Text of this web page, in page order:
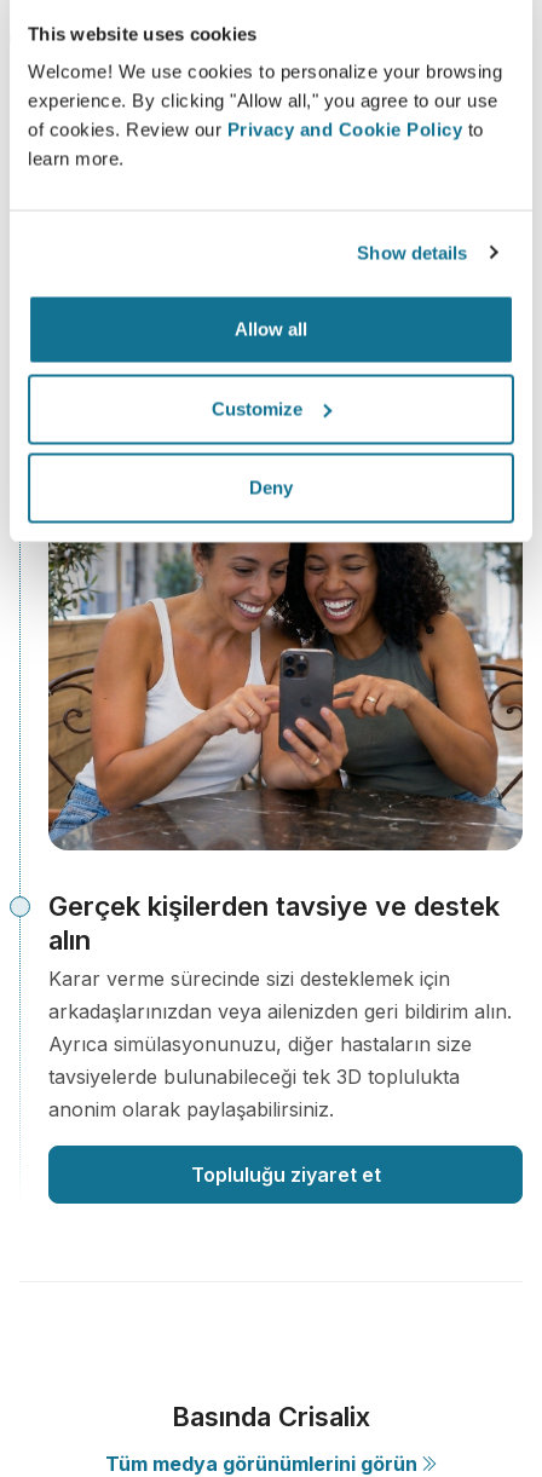
This website uses cookies
Welcome! We use cookies to personalize your browsing
experience. By clicking "Allow all," you agree to our use
of cookies. Review our Privacy and Cookie Policy to
learn more.
Show details
Allow all
Customize
Deny
İstediğiniz ameliyatın potansiyel
sonucunu simüle edin ve görün
Oturum açın ve yüzünüzü veya vücudunuzu
ücretsiz 3D olarak görselleştirin. Yüzünüz,
Gerçek kişilerden tavsiye ve destek
alın
Karar verme sürecinde sizi desteklemek için
arkadaşlarınızdan veya ailenizden geri bildirim alın.
Ayrıca simülasyonunuzu, diğer hastaların size
tavsiyelerde bulunabileceği tek 3D toplulukta
anonim olarak paylaşabilirsiniz.
Topluluğu ziyaret et
Basında Crisalix
Tüm medya görünümlerini görün